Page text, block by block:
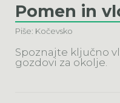
Pomen in
Piše: Kočevsko
Spoznajte ključno
gozdovi za okolje.